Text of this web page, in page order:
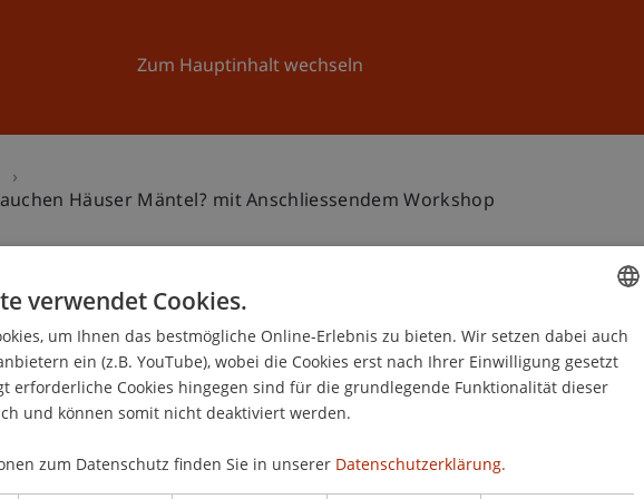
Zum Hauptinhalt wechseln
Universität Aktuelles
Häuser Mäntel? mit Anschliessendem Workshop
«Weshalb brauchen
16
GERMAN
ENGLISH
verwendet Cookies.
um Ihnen das bestmögliche Online-Erlebnis zu bieten. Wir setzen dabei auch
ein (z.B. YouTube), wobei die Cookies erst nach Ihrer Einwilligung gesetzt
erforderliche Cookies hingegen sind für die grundlegende Funktionalität dieser
und können somit nicht deaktiviert werden.
zum Datenschutz finden Sie in unserer Datenschutzerklärung.